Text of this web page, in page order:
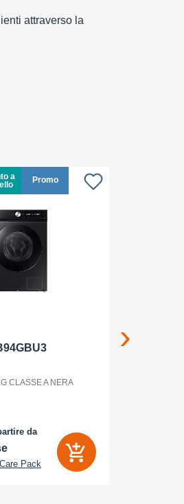
attraverso la
a
Promo
CLASSE A NERA
da
Care Pack